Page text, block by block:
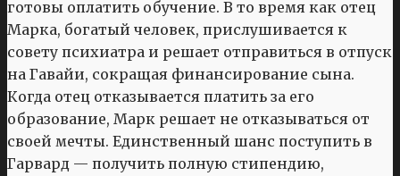
готовы оплатить обучение. В то время как отец
Марка, богатый человек, прислушивается к
совету психиатра и решает отправиться в отпуск
на Гавайи, сокращая финансирование сына.
Когда отец отказывается платить за его
образование, Марк решает не отказываться от
своей мечты. Единственный шанс поступить в
Гарвард — получить полную стипендию,